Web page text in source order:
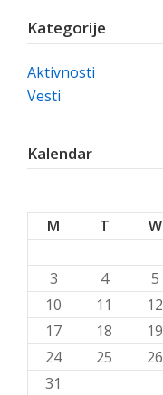
Kategorije
Aktivnosti
Vesti
Kalendar
M
T W
3
4 5
10
11 12
17
18 19
24
25 26
31